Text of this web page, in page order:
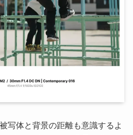
写体と背景の距離も意識するよ